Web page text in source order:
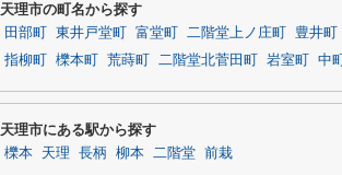
天理市の町名から探す
田部町 東井戸堂町 富堂町 二階堂上ノ庄町 豊井町
指柳町
櫟本町 荒蒔町 二階堂北菅田町 岩室町 中町
天理市にある駅から探す
櫟本 天理 長柄 柳本 二階堂 前栽